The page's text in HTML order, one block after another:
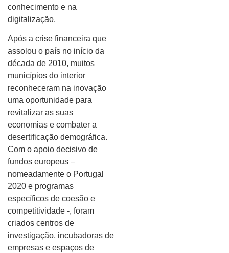
conhecimento e na
digitalização.
Após a crise financeira que
assolou o país no início da
década de 2010, muitos
municípios do interior
reconheceram na inovação
uma oportunidade para
revitalizar as suas
economias e combater a
desertificação demográfica.
Com o apoio decisivo de
fundos europeus –
nomeadamente o Portugal
2020 e programas
específicos de coesão e
competitividade -, foram
criados centros de
investigação, incubadoras de
empresas e espaços de